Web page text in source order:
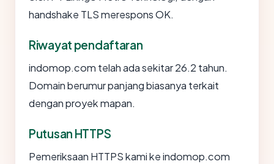
handshake TLS merespons OK.
Riwayat pendaftaran
indomop.com telah ada sekitar 26.2 tahun.
Domain berumur panjang biasanya terkait
dengan proyek mapan.
Putusan HTTPS
Pemeriksaan HTTPS kami ke indomop.com